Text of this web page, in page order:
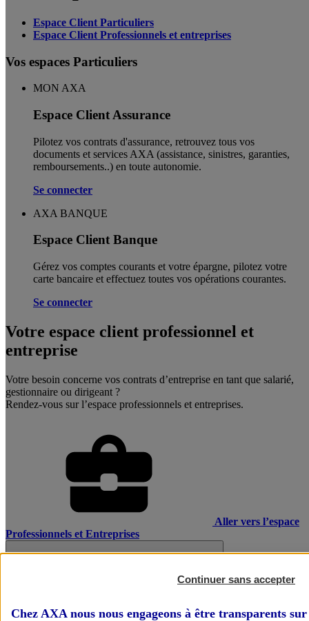
Espace Client Particuliers
Espace Client Professionnels et entreprises
Vos espaces Particuliers
MON AXA
Espace Client Assurance
Pilotez vos contrats d'assurance, retrouvez tous vos
documents et services AXA (assistance, sinistres, garanties,
remboursements..) en toute autonomie. ​
Se connecter
AXA BANQUE
Espace Client Banque
Gérez vos comptes courants et votre épargne, pilotez votre
carte bancaire et effectuez toutes vos opérations courantes.
Se connecter
Votre espace client professionnel et
entreprise
Votre besoin concerne vos contrats d’entreprise en tant que salarié,
gestionnaire ou dirigeant ?
Rendez-vous sur l’espace professionnels et entreprises.
Aller vers l’espace
Professionnels et Entreprises
Continuer sans accepter
Chez AXA nous nous engageons à être transparents